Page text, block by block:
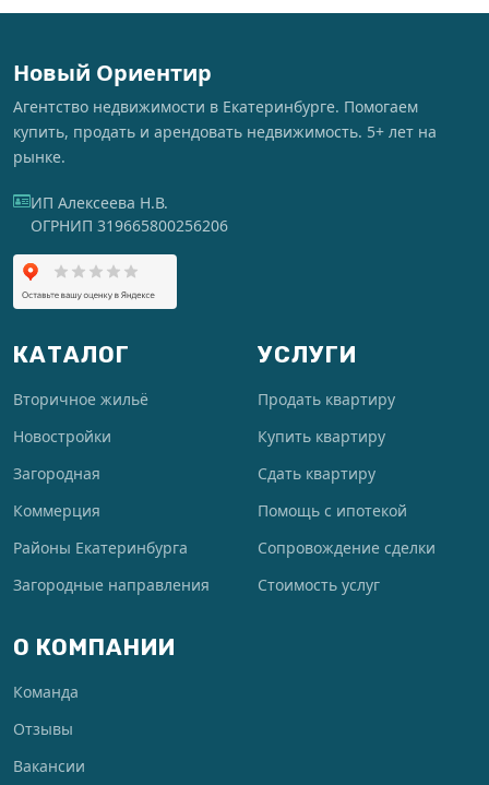
Новый Ориентир
Агентство недвижимости в Екатеринбурге. Помогаем
купить, продать и арендовать недвижимость. 5+ лет на
рынке.
ИП Алексеева Н.В.
ОГРНИП 319665800256206
КАТАЛОГ
Вторичное жильё
Новостройки
Загородная
Коммерция
Районы Екатеринбурга
Загородные направления
УСЛУГИ
Продать квартиру
Купить квартиру
Сдать квартиру
Помощь с ипотекой
Сопровождение сделки
Стоимость услуг
О КОМПАНИИ
Команда
Отзывы
Вакансии